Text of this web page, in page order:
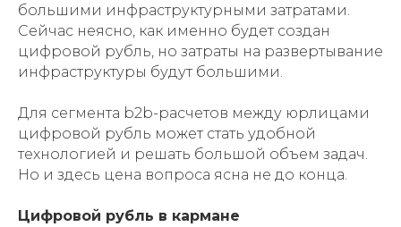
большими инфраструктурными затратами.
Сейчас неясно, как именно будет создан
цифровой рубль, но затраты на развертывание
инфраструктуры будут большими.
Для сегмента b2b-расчетов между юрлицами
цифровой рубль может стать удобной
технологией и решать большой объем задач.
Но и здесь цена вопроса ясна не до конца.
Цифровой рубль в кармане